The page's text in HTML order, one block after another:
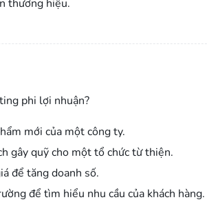
thương hiệu.
phi lợi nhuận?
mới của một công ty.
gây quỹ cho một tổ chức từ thiện.
để tăng doanh số.
để tìm hiểu nhu cầu của khách hàng.